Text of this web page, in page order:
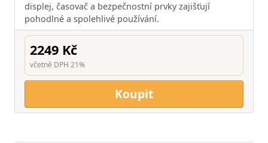
displej, časovač a bezpečnostní prvky zajišťují
pohodlné a spolehlivé používání.
2249 Kč
včetně DPH 21%
Koupit